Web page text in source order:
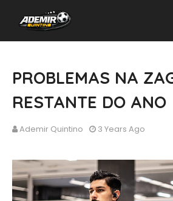
PROBLEMAS NA
RESTANTE DO ANO
Ademir Quintino 3 Years Ago